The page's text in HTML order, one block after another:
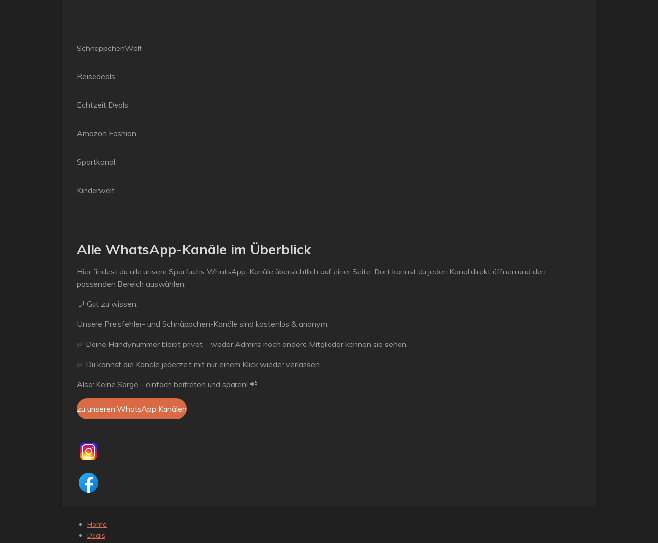
SchnäppchenWelt
Reisedeals
Echtzeit Deals
Amazon Fashion
Sportkanal
Kinderwelt
Alle WhatsApp-Kanäle im Überblick
Hier findest du alle unsere Sparfuchs WhatsApp-Kanäle übersichtlich auf einer Seite. Dort kannst du jeden Kanal direkt öffnen und den
passenden Bereich auswählen.
💬 Gut zu wissen:
Unsere Preisfehler- und Schnäppchen-Kanäle sind kostenlos & anonym.
✅ Deine Handynummer bleibt privat – weder Admins noch andere Mitglieder können sie sehen.
✅ Du kannst die Kanäle jederzeit mit nur einem Klick wieder verlassen.
Also: Keine Sorge – einfach beitreten und sparen! 📲
zu unseren WhatsApp Kanälen
Home
Deals